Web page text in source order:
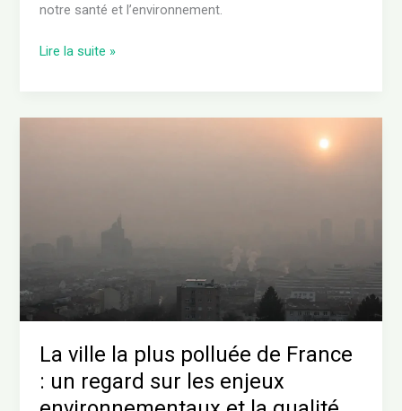
notre santé et l’environnement.
Lire la suite »
La ville la plus polluée de France
: un regard sur les enjeux
un
regard
sur
les
enjeux